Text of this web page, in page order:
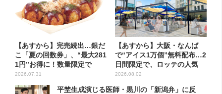
【あすから】完売続出…銀だ
こ「夏の回数券」、“最大281
1円”お得に！数量限定で
2026.07.31
【あすから】大阪・なんば
で“アイス1万個”無料配布…2
日間限定で、ロッテの人気
商...
2026.08.02
平埜生成演じる医師・黒川の「新潟弁」に反